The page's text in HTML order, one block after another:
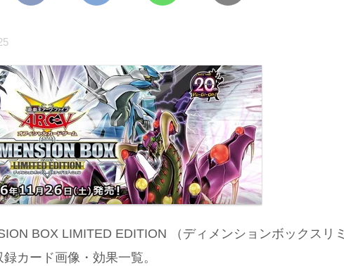
BOX LIMITED EDITION （ディメンションボックスリミ
カード画像・効果一覧。